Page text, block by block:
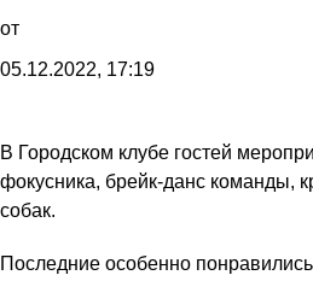
от
05.12.2022, 17:19
В Городском клубе гостей
фокусника, брейк-данс команды,
собак.
Последние особенно